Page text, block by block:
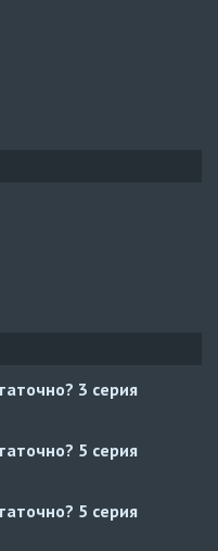
3 серия
5 серия
5 серия